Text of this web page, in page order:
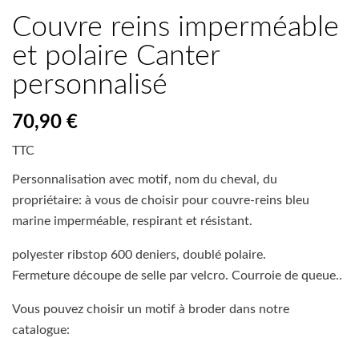
Couvre reins imperméable
et polaire Canter
personnalisé
70,90 €
TTC
Personnalisation avec motif, nom du cheval, du
propriétaire: à vous de choisir pour couvre-reins bleu
marine imperméable, respirant et résistant.
polyester ribstop 600 deniers, doublé polaire.
Fermeture découpe de selle par velcro. Courroie de queue..
Vous pouvez choisir un motif à broder dans notre
catalogue: